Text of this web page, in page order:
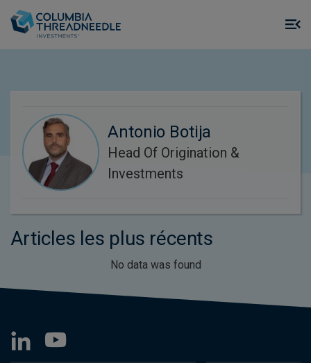
Antonio Botija
Head Of Origination &
Investments
Articles les plus récents
No data was found